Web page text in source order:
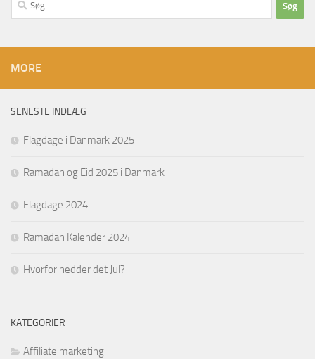
efter:
MORE
SENESTE INDLÆG
Flagdage i Danmark 2025
Ramadan og Eid 2025 i Danmark
Flagdage 2024
Ramadan Kalender 2024
Hvorfor hedder det Jul?
KATEGORIER
Affiliate marketing